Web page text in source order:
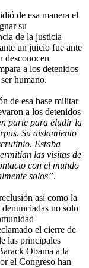
de esa manera el
su
de la justicia
un juicio fue ante
desconocen
a los detenidos
humano.
de esa base militar
a los detenidos
parte para eludir la
Su aislamiento
Estaba
las visitas de
con el mundo
solos”.
así como la
no solo
el cierre de
las principales
Obama a la
el Congreso han